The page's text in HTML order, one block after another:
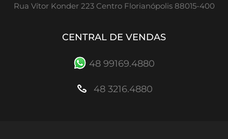
Rua Vítor Konder 223 Centro Florianópolis 88015-400
CENTRAL DE VENDAS
48 99169.4880
48 3216.4880